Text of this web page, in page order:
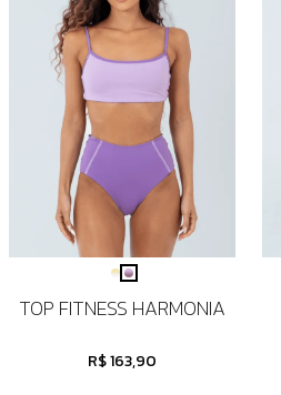
TOP FITNESS HARMONIA
R$ 163,90